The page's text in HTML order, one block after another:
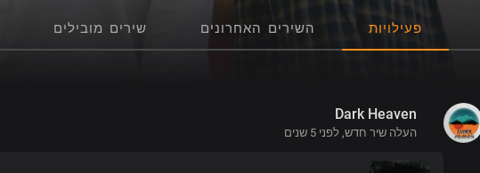
פעילויות השירים האחרונים שירים מובילים
Dark Heaven
העלה שיר חדש, לפני 5 שנים